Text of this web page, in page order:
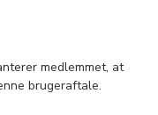
medlemmet, at
brugeraftale.